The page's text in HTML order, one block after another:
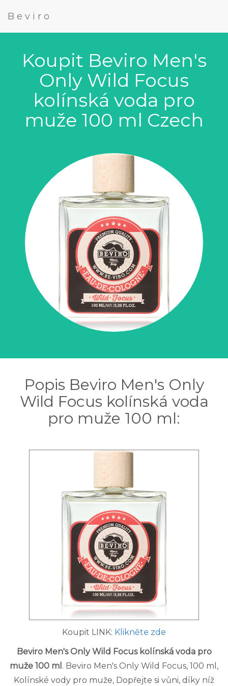
Beviro
Koupit Beviro Men's
Only Wild Focus
kolínská voda pro
muže 100 ml Czech
Popis Beviro Men's Only
Wild Focus kolínská voda
pro muže 100 ml:
Koupit LINK: Klikněte zde
Beviro Men's Only Wild Focus kolínská voda pro
muže 100 ml . Beviro Men's Only Wild Focus, 100 ml,
Kolínské vody pro muže, Dopřejte si vůni, díky níž